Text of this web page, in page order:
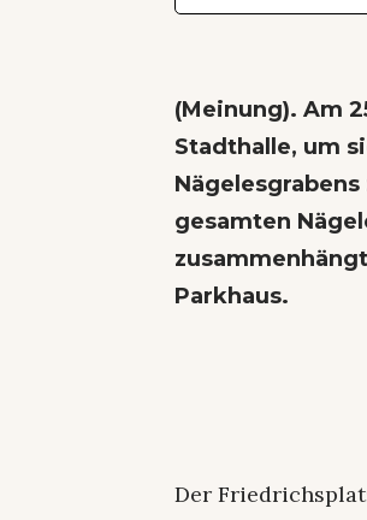
(Meinung). Am
Stadthalle, um
gesamten
Parkhaus.
Der